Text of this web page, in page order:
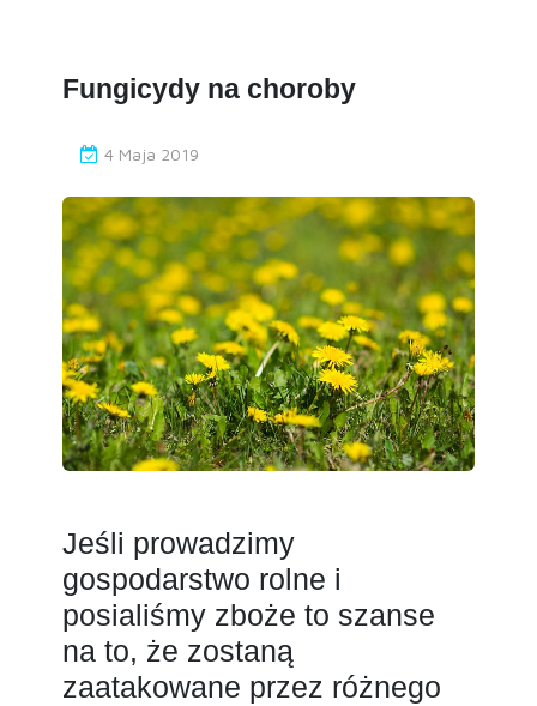
Fungicydy na choroby
4 Maja 2019
Jeśli prowadzimy
gospodarstwo rolne i
posialiśmy zboże to szanse
na to, że zostaną
zaatakowane przez różnego